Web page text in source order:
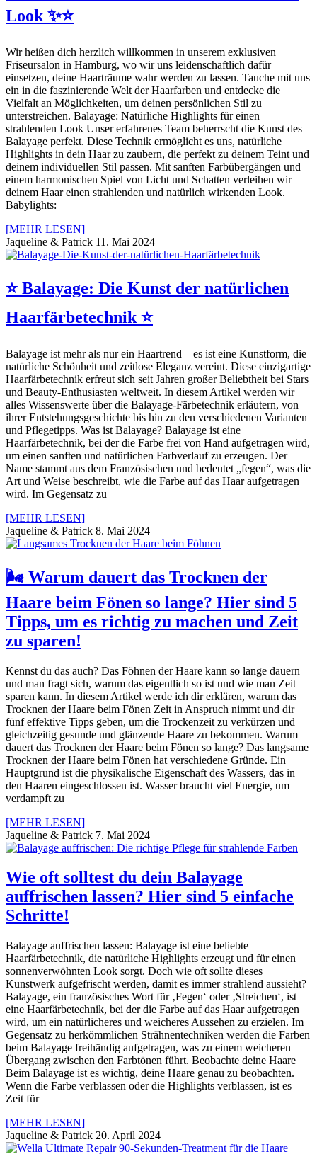
Look ✨⭐️
Wir heißen dich herzlich willkommen in unserem exklusiven
Friseursalon in Hamburg, wo wir uns leidenschaftlich dafür
einsetzen, deine Haarträume wahr werden zu lassen. Tauche mit uns
ein in die faszinierende Welt der Haarfarben und entdecke die
Vielfalt an Möglichkeiten, um deinen persönlichen Stil zu
unterstreichen. Balayage: Natürliche Highlights für einen
strahlenden Look Unser erfahrenes Team beherrscht die Kunst des
Balayage perfekt. Diese Technik ermöglicht es uns, natürliche
Highlights in dein Haar zu zaubern, die perfekt zu deinem Teint und
deinem individuellen Stil passen. Mit sanften Farbübergängen und
einem harmonischen Spiel von Licht und Schatten verleihen wir
deinem Haar einen strahlenden und natürlich wirkenden Look.
Babylights:
[MEHR LESEN]
Jaqueline & Patrick 11. Mai 2024
⭐️ Balayage: Die Kunst der natürlichen
Haarfärbetechnik ⭐️
Balayage ist mehr als nur ein Haartrend – es ist eine Kunstform, die
natürliche Schönheit und zeitlose Eleganz vereint. Diese einzigartige
Haarfärbetechnik erfreut sich seit Jahren großer Beliebtheit bei Stars
und Beauty-Enthusiasten weltweit. In diesem Artikel werden wir
alles Wissenswerte über die Balayage-Färbetechnik erläutern, von
ihrer Entstehungsgeschichte bis hin zu den verschiedenen Varianten
und Pflegetipps. Was ist Balayage? Balayage ist eine
Haarfärbetechnik, bei der die Farbe frei von Hand aufgetragen wird,
um einen sanften und natürlichen Farbverlauf zu erzeugen. Der
Name stammt aus dem Französischen und bedeutet „fegen“, was die
Art und Weise beschreibt, wie die Farbe auf das Haar aufgetragen
wird. Im Gegensatz zu
[MEHR LESEN]
Jaqueline & Patrick 8. Mai 2024
🌬️ Warum dauert das Trocknen der
Haare beim Fönen so lange? Hier sind 5
Tipps, um es richtig zu machen und Zeit
zu sparen!
Kennst du das auch? Das Föhnen der Haare kann so lange dauern
und man fragt sich, warum das eigentlich so ist und wie man Zeit
sparen kann. In diesem Artikel werde ich dir erklären, warum das
Trocknen der Haare beim Fönen Zeit in Anspruch nimmt und dir
fünf effektive Tipps geben, um die Trockenzeit zu verkürzen und
gleichzeitig gesunde und glänzende Haare zu bekommen. Warum
dauert das Trocknen der Haare beim Fönen so lange? Das langsame
Trocknen der Haare beim Fönen hat verschiedene Gründe. Ein
Hauptgrund ist die physikalische Eigenschaft des Wassers, das in
den Haaren eingeschlossen ist. Wasser braucht viel Energie, um
verdampft zu
[MEHR LESEN]
Jaqueline & Patrick 7. Mai 2024
Wie oft solltest du dein Balayage
auffrischen lassen? Hier sind 5 einfache
Schritte!
Balayage auffrischen lassen: Balayage ist eine beliebte
Haarfärbetechnik, die natürliche Highlights erzeugt und für einen
sonnenverwöhnten Look sorgt. Doch wie oft sollte dieses
Kunstwerk aufgefrischt werden, damit es immer strahlend aussieht?
Balayage, ein französisches Wort für ‚Fegen‘ oder ‚Streichen‘, ist
eine Haarfärbetechnik, bei der die Farbe auf das Haar aufgetragen
wird, um ein natürlicheres und weicheres Aussehen zu erzielen. Im
Gegensatz zu herkömmlichen Strähnentechniken werden die Farben
beim Balayage freihändig aufgetragen, was zu einem weicheren
Übergang zwischen den Farbtönen führt. Beobachte deine Haare
Beim Balayage ist es wichtig, deine Haare genau zu beobachten.
Wenn die Farbe verblassen oder die Highlights verblassen, ist es
Zeit für
[MEHR LESEN]
Jaqueline & Patrick 20. April 2024